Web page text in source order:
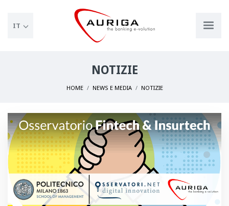
IT
NOTIZIE
HOME NEWS E MEDIA NOTIZIE